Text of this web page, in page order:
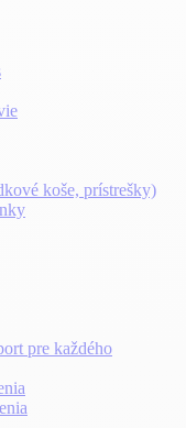
koše, prístrešky)
pre každého